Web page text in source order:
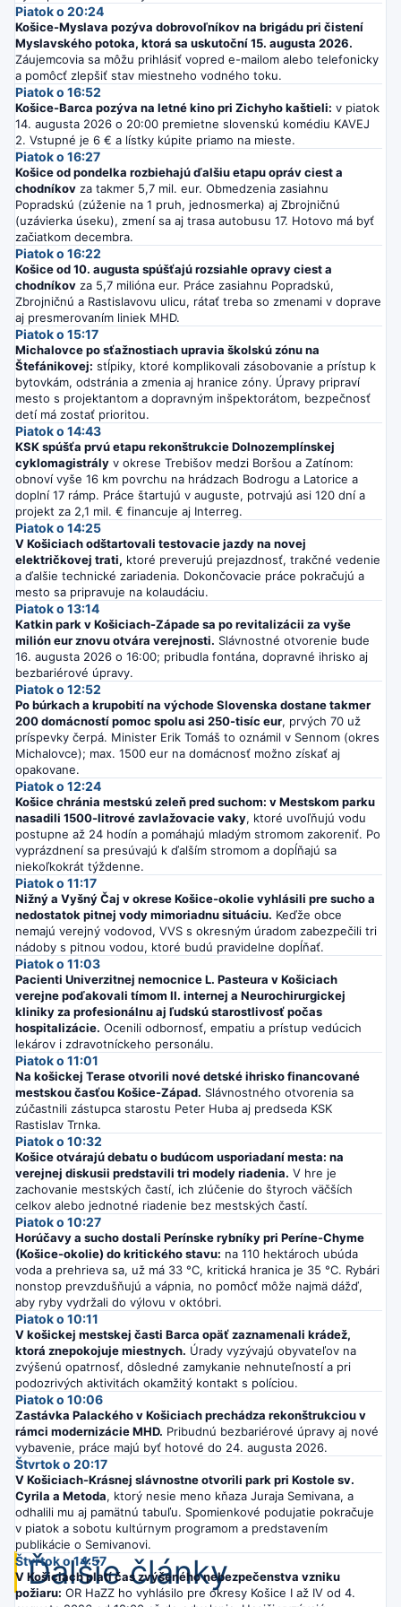
Piatok o 20:24
Košice-Myslava pozýva dobrovoľníkov na brigádu pri čistení
Myslavského potoka, ktorá sa uskutoční 15. augusta 2026.
Záujemcovia sa môžu prihlásiť vopred e-mailom alebo telefonicky
a pomôcť zlepšiť stav miestneho vodného toku.
Piatok o 16:52
Košice-Barca pozýva na letné kino pri Zichyho kaštieli: v piatok
14. augusta 2026 o 20:00 premietne slovenskú komédiu KAVEJ
2. Vstupné je 6 € a lístky kúpite priamo na mieste.
Piatok o 16:27
Košice od pondelka rozbiehajú ďalšiu etapu opráv ciest a
chodníkov za takmer 5,7 mil. eur. Obmedzenia zasiahnu
Popradskú (zúženie na 1 pruh, jednosmerka) aj Zbrojničnú
(uzávierka úseku), zmení sa aj trasa autobusu 17. Hotovo má byť
začiatkom decembra.
Piatok o 16:22
Košice od 10. augusta spúšťajú rozsiahle opravy ciest a
chodníkov za 5,7 milióna eur. Práce zasiahnu Popradskú,
Zbrojničnú a Rastislavovu ulicu, rátať treba so zmenami v doprave
aj presmerovaním liniek MHD.
Piatok o 15:17
Michalovce po sťažnostiach upravia školskú zónu na
Štefánikovej: stĺpiky, ktoré komplikovali zásobovanie a prístup k
bytovkám, odstránia a zmenia aj hranice zóny. Úpravy pripraví
mesto s projektantom a dopravným inšpektorátom, bezpečnosť
detí má zostať prioritou.
Piatok o 14:43
KSK spúšťa prvú etapu rekonštrukcie Dolnozemplínskej
cyklomagistrály v okrese Trebišov medzi Boršou a Zatínom:
obnoví vyše 16 km povrchu na hrádzach Bodrogu a Latorice a
doplní 17 rámp. Práce štartujú v auguste, potrvajú asi 120 dní a
projekt za 2,1 mil. € financuje aj Interreg.
Piatok o 14:25
V Košiciach odštartovali testovacie jazdy na novej
električkovej trati, ktoré preverujú prejazdnosť, trakčné vedenie
a ďalšie technické zariadenia. Dokončovacie práce pokračujú a
mesto sa pripravuje na kolaudáciu.
Piatok o 13:14
Katkin park v Košiciach-Západe sa po revitalizácii za vyše
milión eur znovu otvára verejnosti. Slávnostné otvorenie bude
16. augusta 2026 o 16:00; pribudla fontána, dopravné ihrisko aj
bezbariérové úpravy.
Piatok o 12:52
Po búrkach a krupobití na východe Slovenska dostane takmer
200 domácností pomoc spolu asi 250-tisíc eur, prvých 70 už
príspevky čerpá. Minister Erik Tomáš to oznámil v Sennom (okres
Michalovce); max. 1500 eur na domácnosť možno získať aj
opakovane.
Piatok o 12:24
Košice chránia mestskú zeleň pred suchom: v Mestskom parku
nasadili 1500-litrové zavlažovacie vaky, ktoré uvoľňujú vodu
postupne až 24 hodín a pomáhajú mladým stromom zakoreniť. Po
vyprázdnení sa presúvajú k ďalším stromom a dopĺňajú sa
niekoľkokrát týždenne.
Piatok o 11:17
Nižný a Vyšný Čaj v okrese Košice-okolie vyhlásili pre sucho a
nedostatok pitnej vody mimoriadnu situáciu. Keďže obce
nemajú verejný vodovod, VVS s okresným úradom zabezpečili tri
nádoby s pitnou vodou, ktoré budú pravidelne dopĺňať.
Piatok o 11:03
Pacienti Univerzitnej nemocnice L. Pasteura v Košiciach
verejne poďakovali tímom II. internej a Neurochirurgickej
kliniky za profesionálnu aj ľudskú starostlivosť počas
hospitalizácie. Ocenili odbornosť, empatiu a prístup vedúcich
lekárov i zdravotníckeho personálu.
Piatok o 11:01
Na košickej Terase otvorili nové detské ihrisko financované
mestskou časťou Košice-Západ. Slávnostného otvorenia sa
zúčastnili zástupca starostu Peter Huba aj predseda KSK
Rastislav Trnka.
Piatok o 10:32
Košice otvárajú debatu o budúcom usporiadaní mesta: na
verejnej diskusii predstavili tri modely riadenia. V hre je
zachovanie mestských častí, ich zlúčenie do štyroch väčších
celkov alebo jednotné riadenie bez mestských častí.
Piatok o 10:27
Horúčavy a sucho dostali Perínske rybníky pri Períne-Chyme
(Košice-okolie) do kritického stavu: na 110 hektároch ubúda
voda a prehrieva sa, už má 33 °C, kritická hranica je 35 °C. Rybári
nonstop prevzdušňujú a vápnia, no pomôcť môže najmä dážď,
aby ryby vydržali do výlovu v októbri.
Piatok o 10:11
V košickej mestskej časti Barca opäť zaznamenali krádež,
ktorá znepokojuje miestnych. Úrady vyzývajú obyvateľov na
zvýšenú opatrnosť, dôsledné zamykanie nehnuteľností a pri
podozrivých aktivitách okamžitý kontakt s políciou.
Piatok o 10:06
Zastávka Palackého v Košiciach prechádza rekonštrukciou v
rámci modernizácie MHD. Pribudnú bezbariérové úpravy aj nové
vybavenie, práce majú byť hotové do 24. augusta 2026.
Štvrtok o 20:17
V Košiciach-Krásnej slávnostne otvorili park pri Kostole sv.
Cyrila a Metoda, ktorý nesie meno kňaza Juraja Semivana, a
odhalili mu aj pamätnú tabuľu. Spomienkové podujatie pokračuje
v piatok a sobotu kultúrnym programom a predstavením
publikácie o Semivanovi.
Štvrtok o 14:57
V Košiciach platí čas zvýšeného nebezpečenstva vzniku
požiaru: OR HaZZ ho vyhlásilo pre okresy Košice I až IV od 4.
Ďalšie články